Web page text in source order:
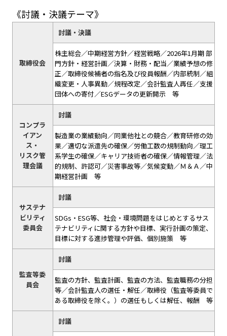
《討議・決議テーマ》
取締役会
討議・決議
株主総会／中期経営方針／経営戦略／2026年1月期 部
門方針・経営計画／決算・財務・配当／業績予想の修
正／取締役候補者の指名及び役員報酬／内部統制／組
織変更・人事異動／規程改定／会計監査人再任／支援
団体への寄付／ESGデータの更新開示 等
コンプラ
イアン
ス・
リスク管
理会議
討議
製造業の業績動向／同業他社との競合／教育研修の効
果／適切な派遣先の確保／労働工数の規制動向／理工
系学生の確保／キャリア技術者の確保／情報管理／法
的規制、許認可／災害事故等／気候変動／Ｍ＆Ａ／中
期経営計画 等
サステナ
ビリティ
委員会
討議
SDGs・ESG等、社会・環境問題をはじめとするサス
テナビリティに関する方針や目標、実行計画の策定、
目標に対する進捗管理や評価、個別施策 等
監査等委
員会
討議
監査の方針、監査計画、監査の方法、監査職務の分担
等／会計監査人の選任・解任／取締役（監査等委員で
ある取締役を除く。）の選任もしくは解任、報酬 等
討議